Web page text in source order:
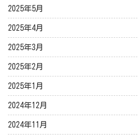
2025年5月
2025年4月
2025年3月
2025年2月
2025年1月
2024年12月
2024年11月